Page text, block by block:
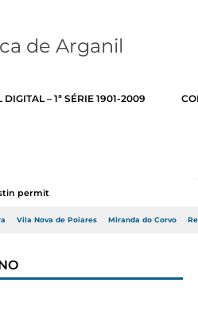
– 1ª SÉRIE 1901-2009
permitir a adj...
Vila Nova de Poiares Miranda do Corvo